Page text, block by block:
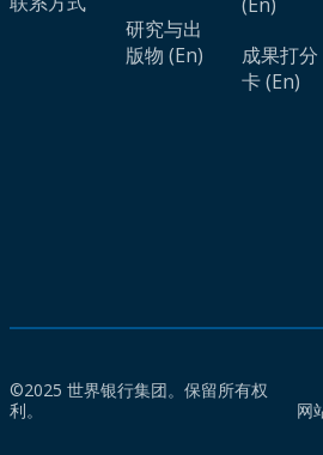
研究与出
版物 (En)
成果打分
卡 (En)
©2025 世界银行集团。保留所有权
利。
网